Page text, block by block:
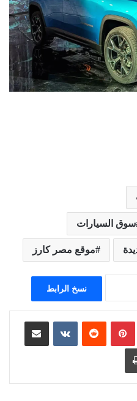
سوق السيارات
موقع مصر كارز
نسخ الرابط
بينتيريست
‏Reddit
‏VKontakte مشاركة عبر البريد
طباعة